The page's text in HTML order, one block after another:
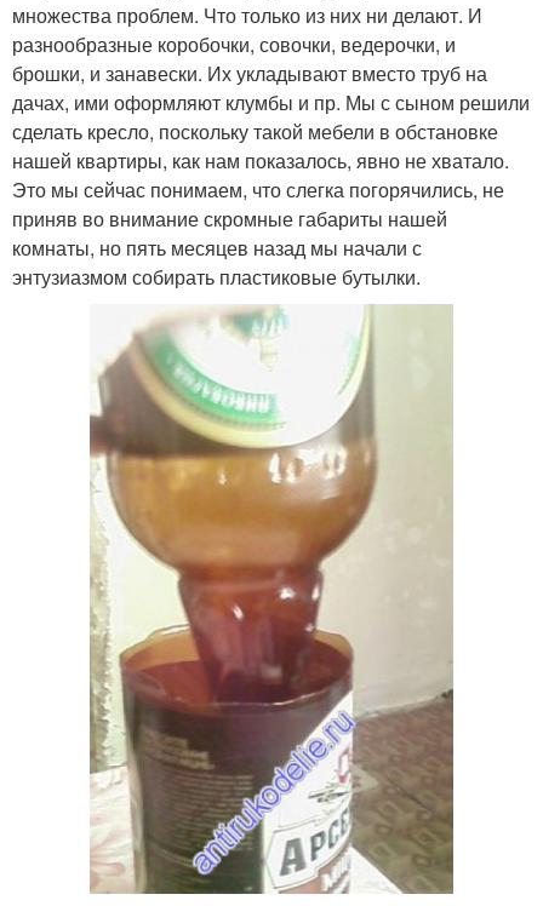
множества проблем. Что только из них ни делают. И
разнообразные коробочки, совочки, ведерочки, и
брошки, и занавески. Их укладывают вместо труб на
дачах, ими оформляют клумбы и пр. Мы с сыном решили
сделать кресло, поскольку такой мебели в обстановке
нашей квартиры, как нам показалось, явно не хватало.
Это мы сейчас понимаем, что слегка погорячились, не
приняв во внимание скромные габариты нашей
комнаты, но пять месяцев назад мы начали с
энтузиазмом собирать пластиковые бутылки.